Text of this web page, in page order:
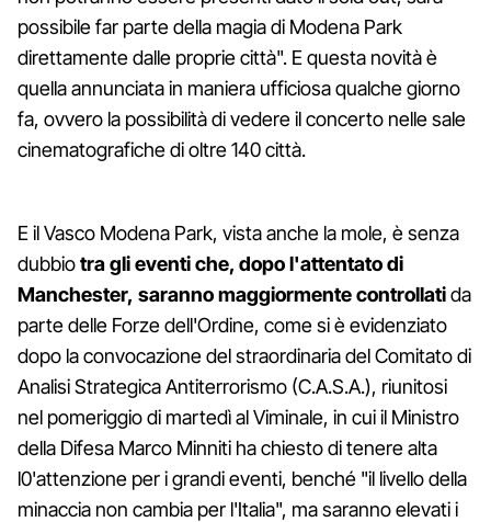
possibile far parte della magia di Modena Park
direttamente dalle proprie città". E questa novità è
quella annunciata in maniera ufficiosa qualche giorno
fa, ovvero la possibilità di vedere il concerto nelle sale
cinematografiche di oltre 140 città.
E il Vasco Modena Park, vista anche la mole, è senza
dubbiotra gli eventi che, dopo l'attentato di
Manchester, saranno maggiormente controllatida
parte delle Forze dell'Ordine, come si è evidenziato
dopo la convocazione del straordinaria del Comitato di
Analisi Strategica Antiterrorismo (C.A.S.A.), riunitosi
nel pomeriggio di martedì al Viminale, in cui il Ministro
della Difesa Marco Minniti ha chiesto di tenere alta
l0'attenzione per i grandi eventi, benché "il livello della
minaccia non cambia per l'Italia", ma saranno elevati i